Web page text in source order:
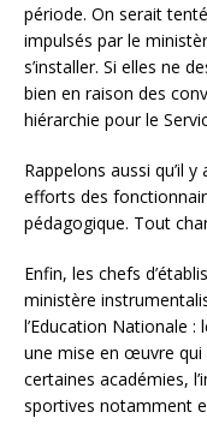
période. On serait
impulsés par le
s’installer. Si elles ne
bien en raison des
hiérarchie pour le
Rappelons aussi qu’il
efforts des
pédagogique. Tout
Enfin, les chefs
ministère
l’Education Nationale :
une mise en œuvre qui
certaines académies,
sportives notamment